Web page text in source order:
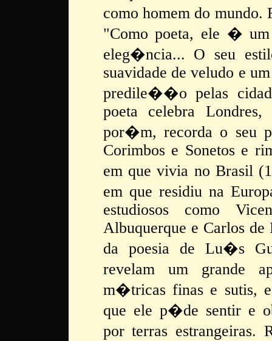
como homem do
"Como poeta, ele �
eleg�ncia... O seu
suavidade de veludo e
predile��o pelas
poeta celebra
por�m, recorda o seu
Corimbos e Sonetos e
em que vivia no Brasil
em que residiu na
estudiosos como
Albuquerque e Carlos
da poesia de Lu�s
revelam um grande
m�tricas finas e sutis,
que ele p�de sentir e
por terras